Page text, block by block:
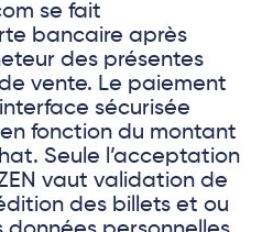
se fait
bancaire après
des présentes
vente. Le paiement
sécurisée
en fonction du montant
Seule l’acceptation
vaut validation de
des billets et ou